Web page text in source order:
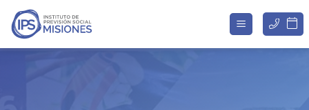
Saltar
contenido